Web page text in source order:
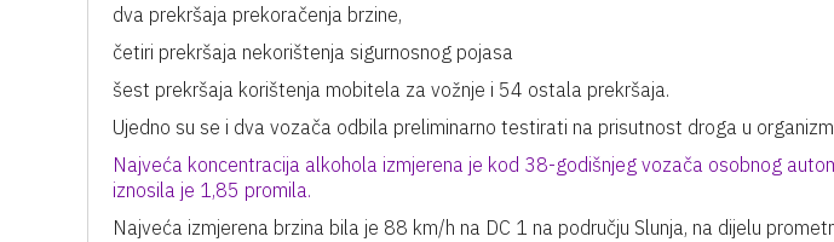
dva prekršaja prekoračenja brzine,
četiri prekršaja nekorištenja sigurnosnog pojasa
šest prekršaja korištenja mobitela za vožnje i 54 ostala prekršaja.
Ujedno su se i dva vozača odbila preliminarno testirati na prisutnost droga u
Najveća koncentracija alkohola izmjerena je kod 38-godišnjeg vozača osobnog
iznosila je 1,85 promila.
Najveća izmjerena brzina bila je 88 km/h na DC 1 na području Slunja, na dijelu